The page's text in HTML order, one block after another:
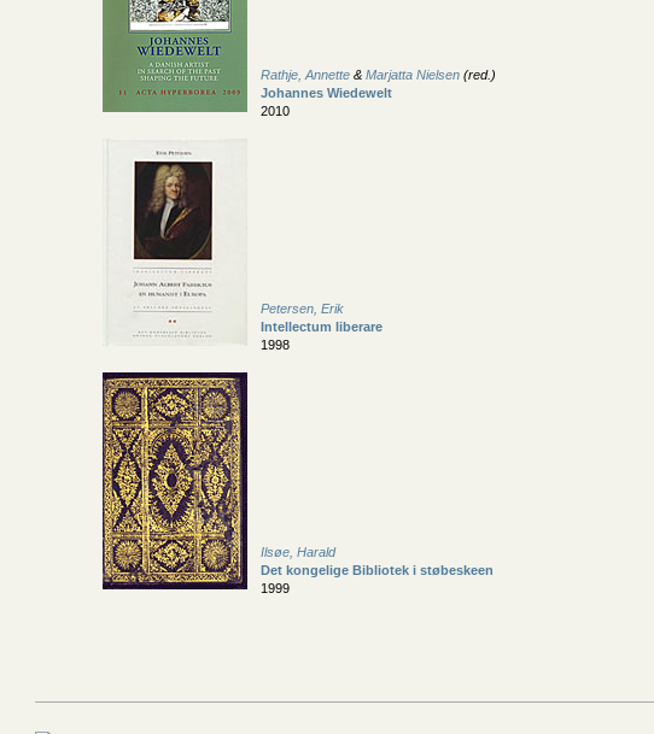
Rathje, Annette & Marjatta Nielsen (red.)
Johannes Wiedewelt
2010
Petersen, Erik
Intellectum liberare
1998
Ilsøe, Harald
Det kongelige Bibliotek i støbeskeen
1999